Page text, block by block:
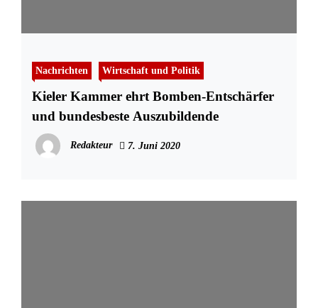
Nachrichten Wirtschaft und Politik
Kieler Kammer ehrt Bomben-Entschärfer
und bundesbeste Auszubildende
Redakteur 7. Juni 2020